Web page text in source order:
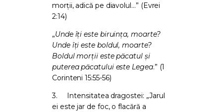
morții, adică pe diavolul…” (Evrei
2:14)
„Unde îți este biruința, moarte?
Unde îți este boldul, moarte?
Boldul morții este păcatul și
puterea păcatului este Legea.” (1
Corinteni 15:55-56)
3.
Intensitatea dragostei: „Jarul
ei este jar de foc, o flacără a